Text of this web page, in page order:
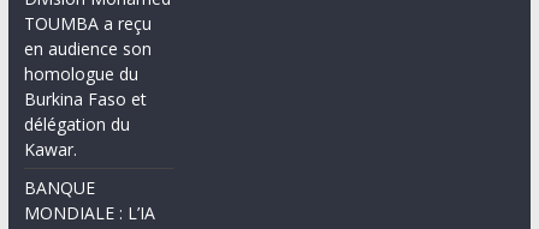
TOUMBA a reçu
en audience son
homologue du
Burkina Faso et
délégation du
Kawar.
BANQUE
MONDIALE : L’IA